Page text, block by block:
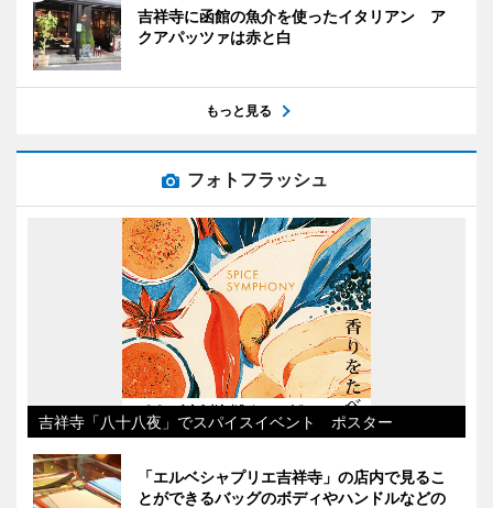
吉祥寺に函館の魚介を使ったイタリアン ア
クアパッツァは赤と白
もっと見る
フォトフラッシュ
吉祥寺「八十八夜」でスパイスイベント ポスター
「エルベシャプリエ吉祥寺」の店内で見るこ
とができるバッグのボディやハンドルなどの